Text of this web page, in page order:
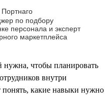
по подбору
персонала и эксперт
маркетплейса
нужна, чтобы планировать
внутри
какие навыки нужно